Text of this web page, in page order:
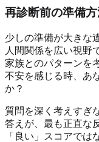
再診断前の準備
少しの準備が大きな
人間関係を広い視野
家族とのパターンを
不安を感じる時、あ
か？
質問を深く考えすぎ
答えが、最も正直な
「良い」スコアで